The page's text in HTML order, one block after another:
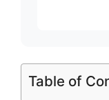
Table of